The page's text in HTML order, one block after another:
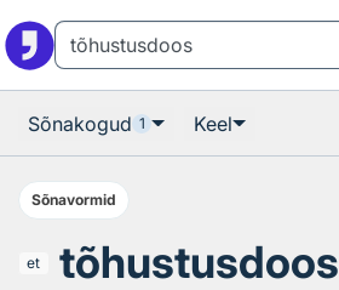
Sõnakogud 1 Keel
Sõnavormid
et tõhustusdoos